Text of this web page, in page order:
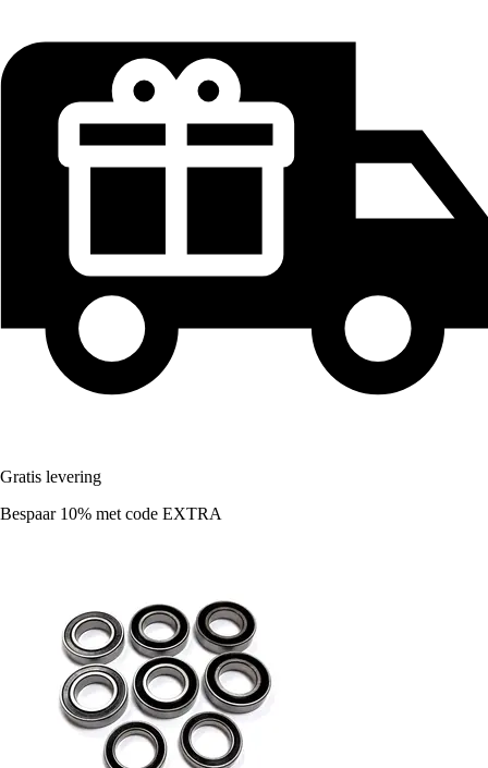
Gratis levering
Bespaar 10% met code EXTRA